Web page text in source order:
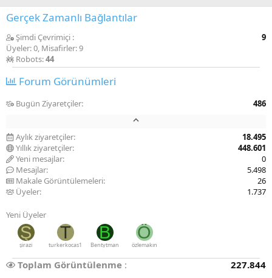
Gerçek Zamanlı Bağlantılar
Şimdi Çevrimiçi
9
Üyeler: 0, Misafirler: 9
Robots:44
Forum Görünümleri
Bugün Ziyaretçiler 486
Aylık ziyaretçiler
18.495
Yıllık ziyaretçiler
448.601
Yeni mesajlar
0
Mesajlar
5.498
Makale Görüntülemeleri
26
Üyeler
1.737
Yeni Üyeler
Ş
şirazi
T
turkerkocas1
B
Bentytman
Ö
özlemakın
Toplam Görüntülenme 227.844